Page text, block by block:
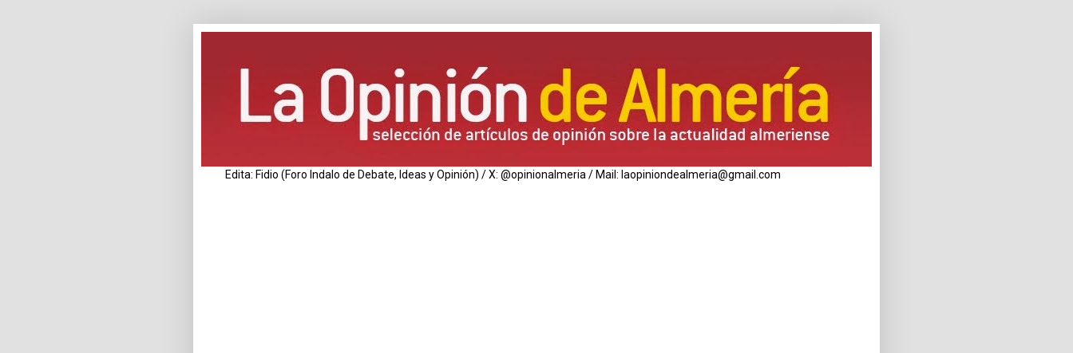
Edita: Fidio (Foro Indalo de Debate, Ideas y Opinión) / X: @opinionalmeria / Mail: laopiniondealmeria@gmail.com